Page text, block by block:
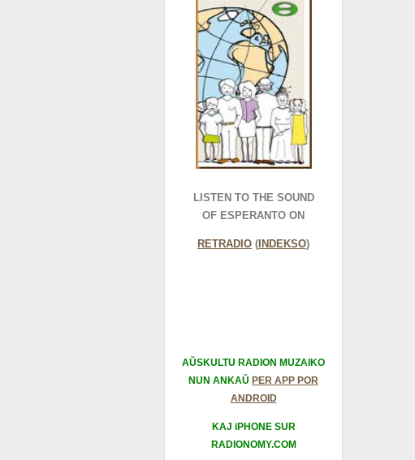
LISTEN TO THE SOUND
OF ESPERANTO ON
RETRADIO ( INDEKSO)
AŬSKULTU RADION MUZAIKO
NUN ANKAŬ PER APP POR
ANDROID
KAJ iPHONE SUR
RADIONOMY.COM